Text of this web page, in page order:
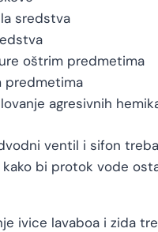
sredstva
oštrim predmetima
predmetima
agresivnih
ventil i sifon treba
bi protok vode
ivice lavaboa i zida